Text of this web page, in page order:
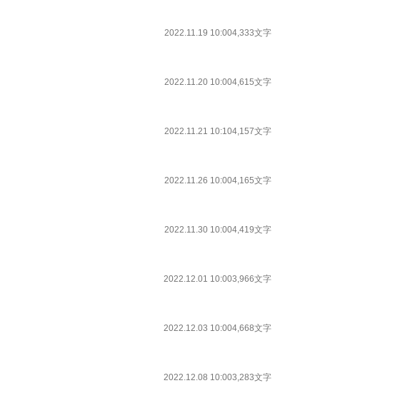
2022.11.19 10:004,333文字
2022.11.20 10:004,615文字
2022.11.21 10:104,157文字
2022.11.26 10:004,165文字
2022.11.30 10:004,419文字
2022.12.01 10:003,966文字
2022.12.03 10:004,668文字
2022.12.08 10:003,283文字